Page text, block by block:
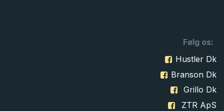
Følg os:
Hustler Dk
Branson Dk
Grillo Dk
ZTR ApS